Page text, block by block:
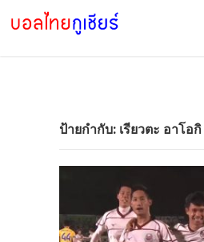
ป้ายกำกับ: เรียวตะ อาโอกิ